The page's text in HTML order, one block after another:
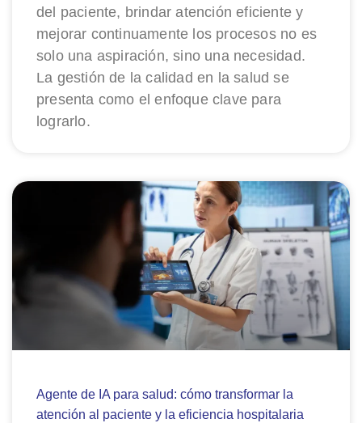
del paciente, brindar atención eficiente y
mejorar continuamente los procesos no es
solo una aspiración, sino una necesidad.
La gestión de la calidad en la salud se
presenta como el enfoque clave para
lograrlo.
Agente de IA para salud: cómo transformar la
atención al paciente y la eficiencia hospitalaria